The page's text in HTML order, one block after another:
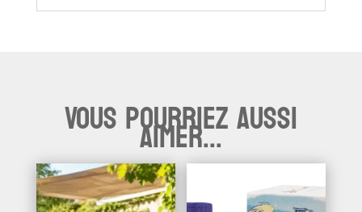
Vous pourriez aussi
aimer...